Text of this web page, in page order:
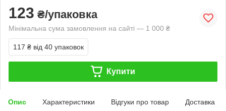
123 ₴/упаковка
Мінімальна сума замовлення на сайті — 1 000 ₴
117 ₴ від 40 упаковок
Купити
Опис Характеристики Відгуки про товар Доставка